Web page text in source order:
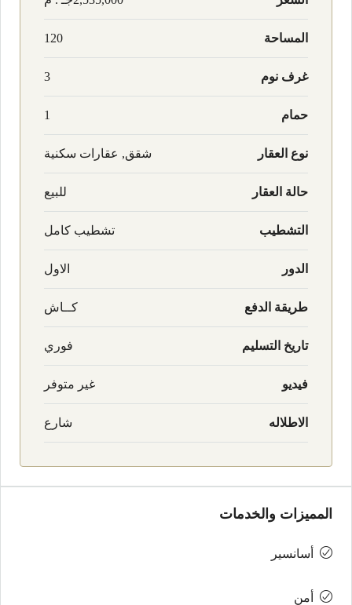
المساحة 120
غرف نوم 3
حمام 1
نوع العقار شقق, عقارات سكنية
حالة العقار للبيع
التشطيب تشطيب كامل
الدور الاول
طريقة الدفع كــاش
تاريخ التسليم فوري
فيديو غير متوفر
الاطلاله شارع
المميزات والخدمات
أسانسير
أمن